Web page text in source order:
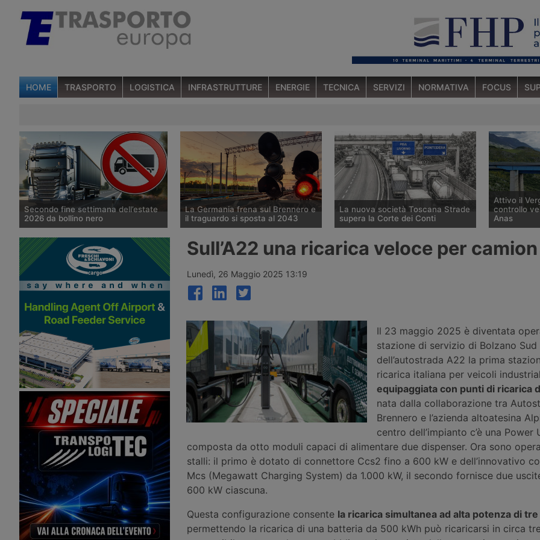
HOME TRASPORTO LOGISTICA INFRASTRUTTURE ENERGIE TECNICA SERVIZI NORMATIVA FOCUS
Secondo fine settimana dell’estate
2026 da bollino nero
Divieti di circolazione per i veicoli
industriali e potenziamento del
personale Anas sulla rete nazionale
nel weekend che apre la settimana di
Ferragosto, con oltre 25 milioni di
spostamenti attesi tra il 7 e il 9
agosto 2026.
La Germania frena sul Brennero e
il traguardo si sposta al 2043
l’allungamento dei tempi per i
all’esercizio del potenziamento dei
raccordi con la galleria di base del
Brennero. Ora si parla del
completamento nel 2043.
La nuova società Toscana Strade
supera la Corte dei Conti
delibera che avvia la società
pubblica Toscana Strade per la
del 2028.
Attivo il
controllo
Anas
Vergilius
dispositivo
istantanea
stradali e
Ecco dove è
Sull’A22 una ricarica veloce per camion
Lunedì, 26 Maggio 2025 13:19
Il 23 maggio 2025 è diventata
stazione di servizio di Bolzano Sud
dell’autostrada A22 la prima
ricarica italiana per veicoli
equipaggiata con punti di ricarica
nata dalla collaborazione tra
Brennero e l’azienda altoatesina
centro dell’impianto c’è una Power
composta da otto moduli capaci di alimentare due dispenser. Ora sono
stalli: il primo è dotato di connettore Ccs2 fino a 600 kW e dell’innovativo
Mcs (Megawatt Charging System) da 1.000 kW, il secondo fornisce due
600 kW ciascuna.
Questa configurazione consente la ricarica simultanea ad alta potenza di
permettendo la ricarica di una batteria da 500 kWh può ricaricarsi in circa